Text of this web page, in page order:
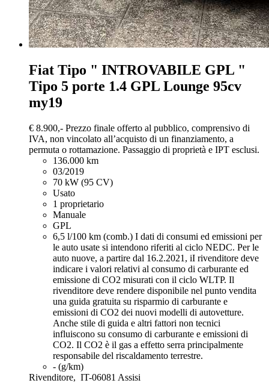
Fiat Tipo " INTROVABILE GPL "
Tipo 5 porte 1.4 GPL Lounge 95cv
my19
€ 8.900,- Prezzo finale offerto al pubblico, comprensivo di
IVA, non vincolato all’acquisto di un finanziamento, a
permuta o rottamazione. Passaggio di proprietà e IPT esclusi.
136.000 km
03/2019
70 kW (95 CV)
Usato
1 proprietario
Manuale
GPL
6,5 l/100 km (comb.) I dati di consumi ed emissioni per
le auto usate si intendono riferiti al ciclo NEDC. Per le
auto nuove, a partire dal 16.2.2021, iI rivenditore deve
indicare i valori relativi al consumo di carburante ed
emissione di CO2 misurati con il ciclo WLTP. Il
rivenditore deve rendere disponibile nel punto vendita
una guida gratuita su risparmio di carburante e
emissioni di CO2 dei nuovi modelli di autovetture.
Anche stile di guida e altri fattori non tecnici
influiscono su consumo di carburante e emissioni di
CO2. Il CO2 è il gas a effetto serra principalmente
responsabile del riscaldamento terrestre.
- (g/km)
Rivenditore, IT-06081 Assisi